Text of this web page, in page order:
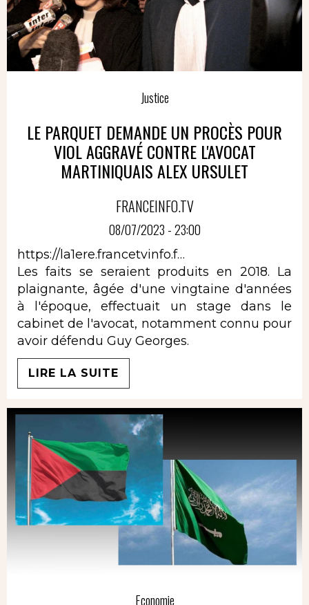
Justice
LE PARQUET DEMANDE UN PROCÈS POUR
VIOL AGGRAVÉ CONTRE L'AVOCAT
MARTINIQUAIS ALEX URSULET
FRANCEINFO.TV
08/07/2023 - 23:00
https://la1ere.francetvinfo.f…
Les faits se seraient produits en 2018. La
plaignante, âgée d'une vingtaine d'années
à l'époque, effectuait un stage dans le
cabinet de l'avocat, notamment connu pour
avoir défendu Guy Georges.
LIRE LA SUITE
Economie